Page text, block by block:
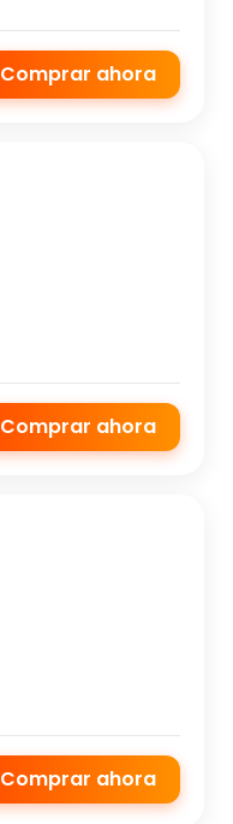
Comprar ahora
Comprar ahora
Comprar ahora